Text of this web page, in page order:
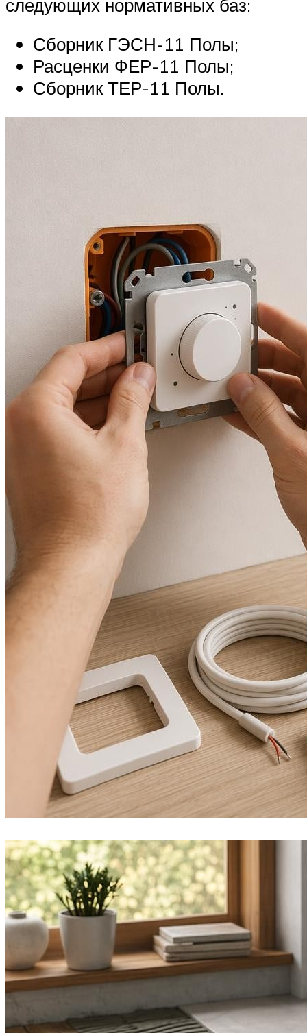
следующих нормативных баз:
Сборник ГЭСН-11 Полы;
Расценки ФЕР-11 Полы;
Сборник ТЕР-11 Полы.